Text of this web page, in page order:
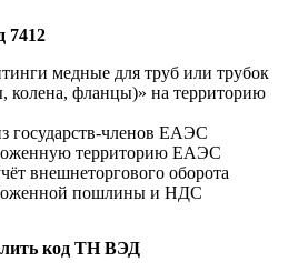
7412
медные для труб или трубок
колена, фланцы)» на территорию
государств-членов ЕАЭС
территорию ЕАЭС
внешнеторгового оборота
пошлины и НДС
код ТН ВЭД